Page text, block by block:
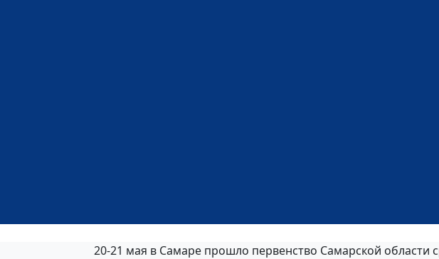
20-21 мая в Самаре прошло первенство Самарской области